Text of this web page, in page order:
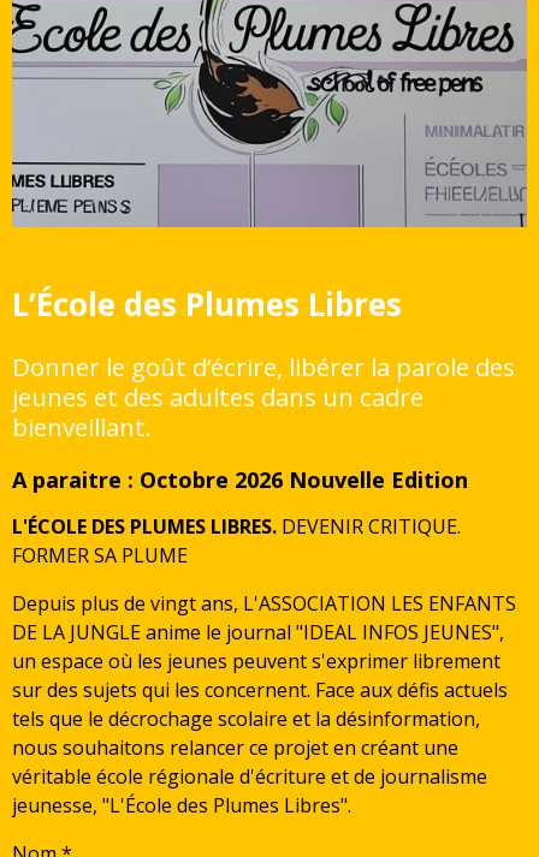
L’École des Plumes Libres
Donner le goût d’écrire, libérer la parole des
jeunes et des adultes dans un cadre
bienveillant.
A paraitre : Octobre 2026 Nouvelle Edition
L'ÉCOLE DES PLUMES LIBRES. DEVENIR CRITIQUE.
FORMER SA PLUME
Depuis plus de vingt ans, L'ASSOCIATION LES ENFANTS
DE LA JUNGLE anime le journal "IDEAL INFOS JEUNES",
un espace où les jeunes peuvent s'exprimer librement
sur des sujets qui les concernent. Face aux défis actuels
tels que le décrochage scolaire et la désinformation,
nous souhaitons relancer ce projet en créant une
véritable école régionale d'écriture et de journalisme
jeunesse, "L'École des Plumes Libres".